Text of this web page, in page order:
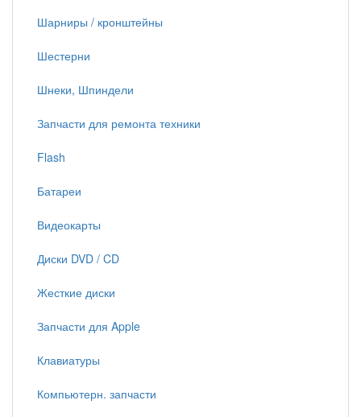
Шарниры / кронштейны
Шестерни
Шнеки, Шпиндели
Запчасти для ремонта техники
Flash
Батареи
Видеокарты
Диски DVD / CD
Жесткие диски
Запчасти для Apple
Клавиатуры
Компьютерн. запчасти